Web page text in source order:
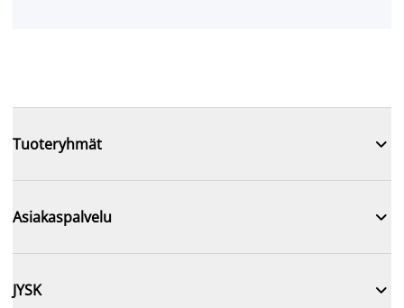
Tuoteryhmät 
Asiakaspalvelu 
JYSK 